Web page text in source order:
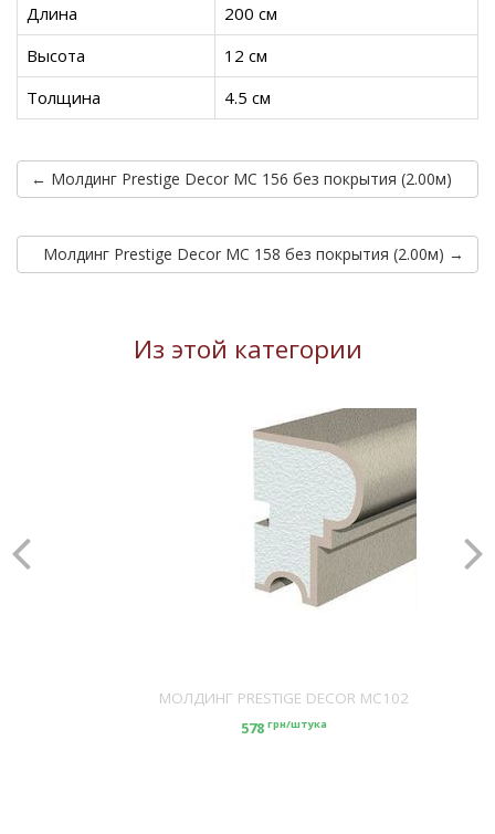
Длина
200 см
Высота
12 см
Толщина
4.5 см
← Молдинг Prestige Decor MC 156 без покрытия (2.00м)
Молдинг Prestige Decor MC 158 без покрытия (2.00м) →
Из этой категории
МОЛДИНГ PRESTIGE DECOR MC102
578 грн/штука